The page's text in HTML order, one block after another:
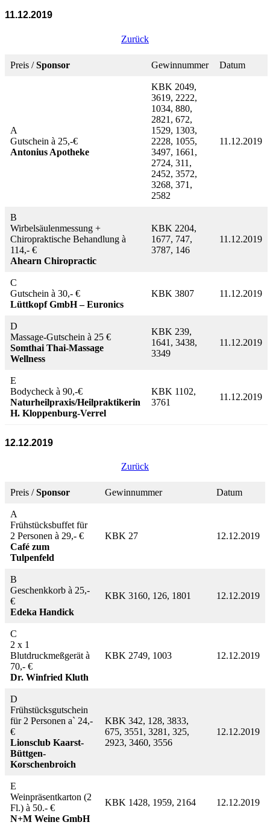
11.12.2019
Zurück
Preis /Sponsor Gewinnummer Datum
A
Gutschein à 25,-€
Antonius Apotheke
KBK 2049,
3619, 2222,
1034, 880,
2821, 672,
1529, 1303,
2228, 1055,
3497, 1661,
2724, 311,
2452, 3572,
3268, 371,
2582
11.12.2019
B
Wirbelsäulenmessung +
Chiropraktische Behandlung à
114,- €
Ahearn Chiropractic
KBK 2204,
1677, 747,
3787, 146
11.12.2019
C
Gutschein à 30,- €
Lüttkopf GmbH – Euronics
KBK 3807 11.12.2019
D
Massage-Gutschein à 25 €
Somthai Thai-Massage
Wellness
KBK 239,
1641, 3438,
3349
11.12.2019
E
Bodycheck à 90,-€
Naturheilpraxis/Heilpraktikerin
H. Kloppenburg-Verrel
KBK 1102,
3761
11.12.2019
12.12.2019
Zurück
Preis /Sponsor Gewinnummer Datum
A
Frühstücksbuffet für
2 Personen à 29,- €
Café zum
Tulpenfeld
KBK 27 12.12.2019
B
Geschenkkorb à 25,-
€
Edeka Handick
KBK 3160, 126, 1801 12.12.2019
C
2 x 1
Blutdruckmeßgerät à
70,- €
Dr. Winfried Kluth
KBK 2749, 1003 12.12.2019
D
Frühstücksgutschein
für 2 Personen a` 24,-
€
Lionsclub Kaarst-
Büttgen-
Korschenbroich
KBK 342, 128, 3833,
675, 3551, 3281, 325,
2923, 3460, 3556
12.12.2019
E
Weinpräsentkarton (2
Fl.) à 50.- €
N+M Weine GmbH
KBK 1428, 1959, 2164 12.12.2019